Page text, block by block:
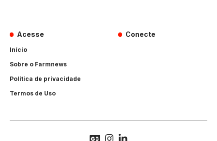
Acesse
Início
Sobre o Farmnews
Política de privacidade
Termos de Uso
Conecte